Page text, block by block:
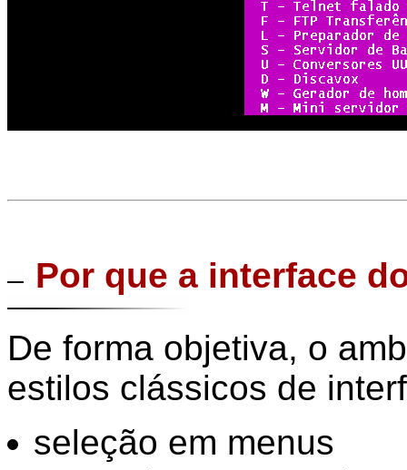
Por que a interface
De forma objetiva, o
estilos clássicos de
seleção em menus